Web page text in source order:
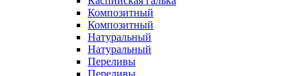
Композитный
Композитный
Натуральный
Натуральный
Переливы
Переливы